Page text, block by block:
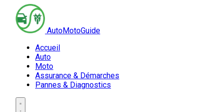
AutoMotoGuide
Accueil
Auto
Moto
Assurance & Démarches
Pannes & Diagnostics